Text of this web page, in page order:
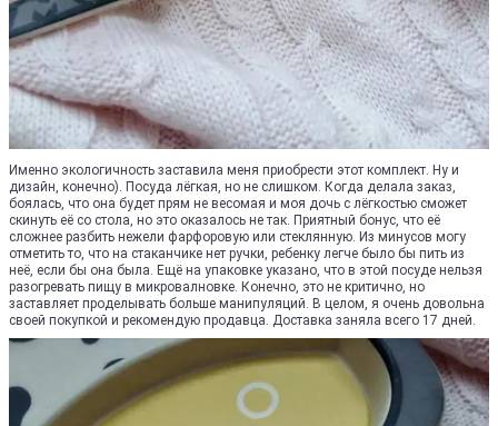
Именно экологичность заставила меня приобрести этот комплект. Ну и
дизайн, конечно). Посуда лёгкая, но не слишком. Когда делала заказ,
боялась, что она будет прям не весомая и моя дочь с лёгкостью сможет
скинуть её со стола, но это оказалось не так. Приятный бонус, что её
сложнее разбить нежели фарфоровую или стеклянную. Из минусов могу
отметить то, что на стаканчике нет ручки, ребенку легче было бы пить из
неё, если бы она была. Ещё на упаковке указано, что в этой посуде нельзя
разогревать пищу в микровалновке. Конечно, это не критично, но
заставляет проделывать больше манипуляций. В целом, я очень довольна
своей покупкой и рекомендую продавца. Доставка заняла всего 17 дней.